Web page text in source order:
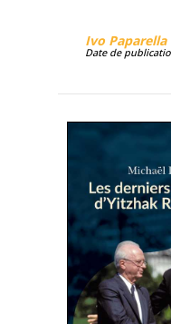
Ivo Paparella
Date de